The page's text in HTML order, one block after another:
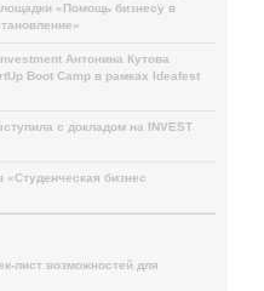
«Помощь бизнесу в
Антонина Кутова
Boot Camp в рамках Ideafest
с докладом на INVEST
«Студенческая бизнес
лист возможностей для